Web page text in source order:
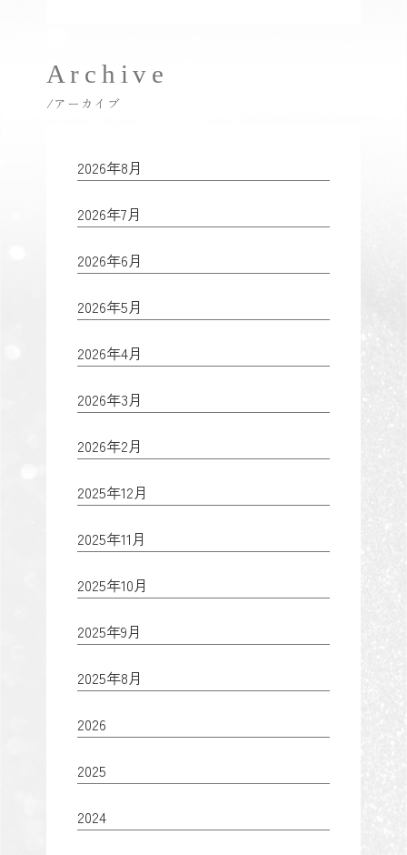
Archive
/アーカイブ
2026年8月
2026年7月
2026年6月
2026年5月
2026年4月
2026年3月
2026年2月
2025年12月
2025年11月
2025年10月
2025年9月
2025年8月
2026
2025
2024